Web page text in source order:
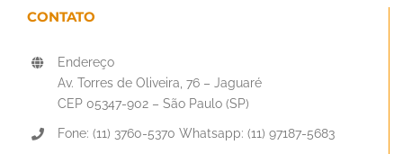
CONTATO
Endereço
Av. Torres de Oliveira, 76 – Jaguaré
CEP 05347-902 – São Paulo (SP)
Fone: (11) 3760-5370 Whatsapp: (11) 97187-5683